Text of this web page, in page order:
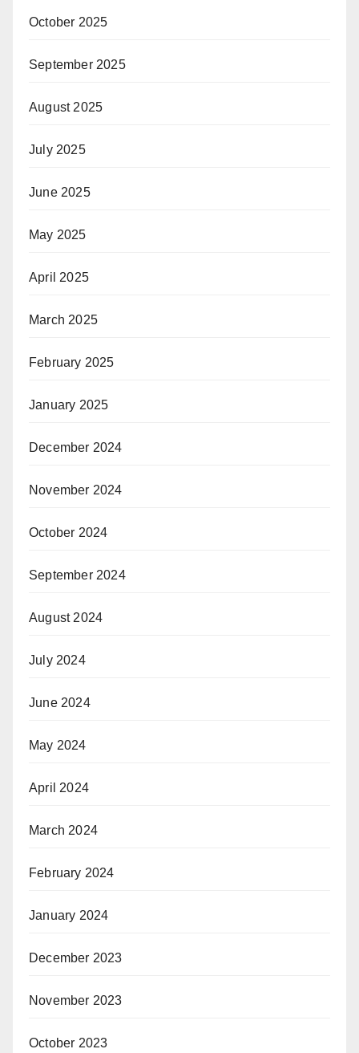
October 2025
September 2025
August 2025
July 2025
June 2025
May 2025
April 2025
March 2025
February 2025
January 2025
December 2024
November 2024
October 2024
September 2024
August 2024
July 2024
June 2024
May 2024
April 2024
March 2024
February 2024
January 2024
December 2023
November 2023
October 2023